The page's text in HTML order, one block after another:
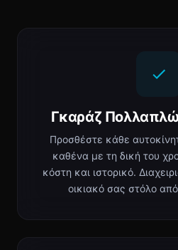
Γκαράζ
Προσθέστε κάθε
καθένα με τη δική του
κόστη και ιστορικό.
οικιακό σας στόλο